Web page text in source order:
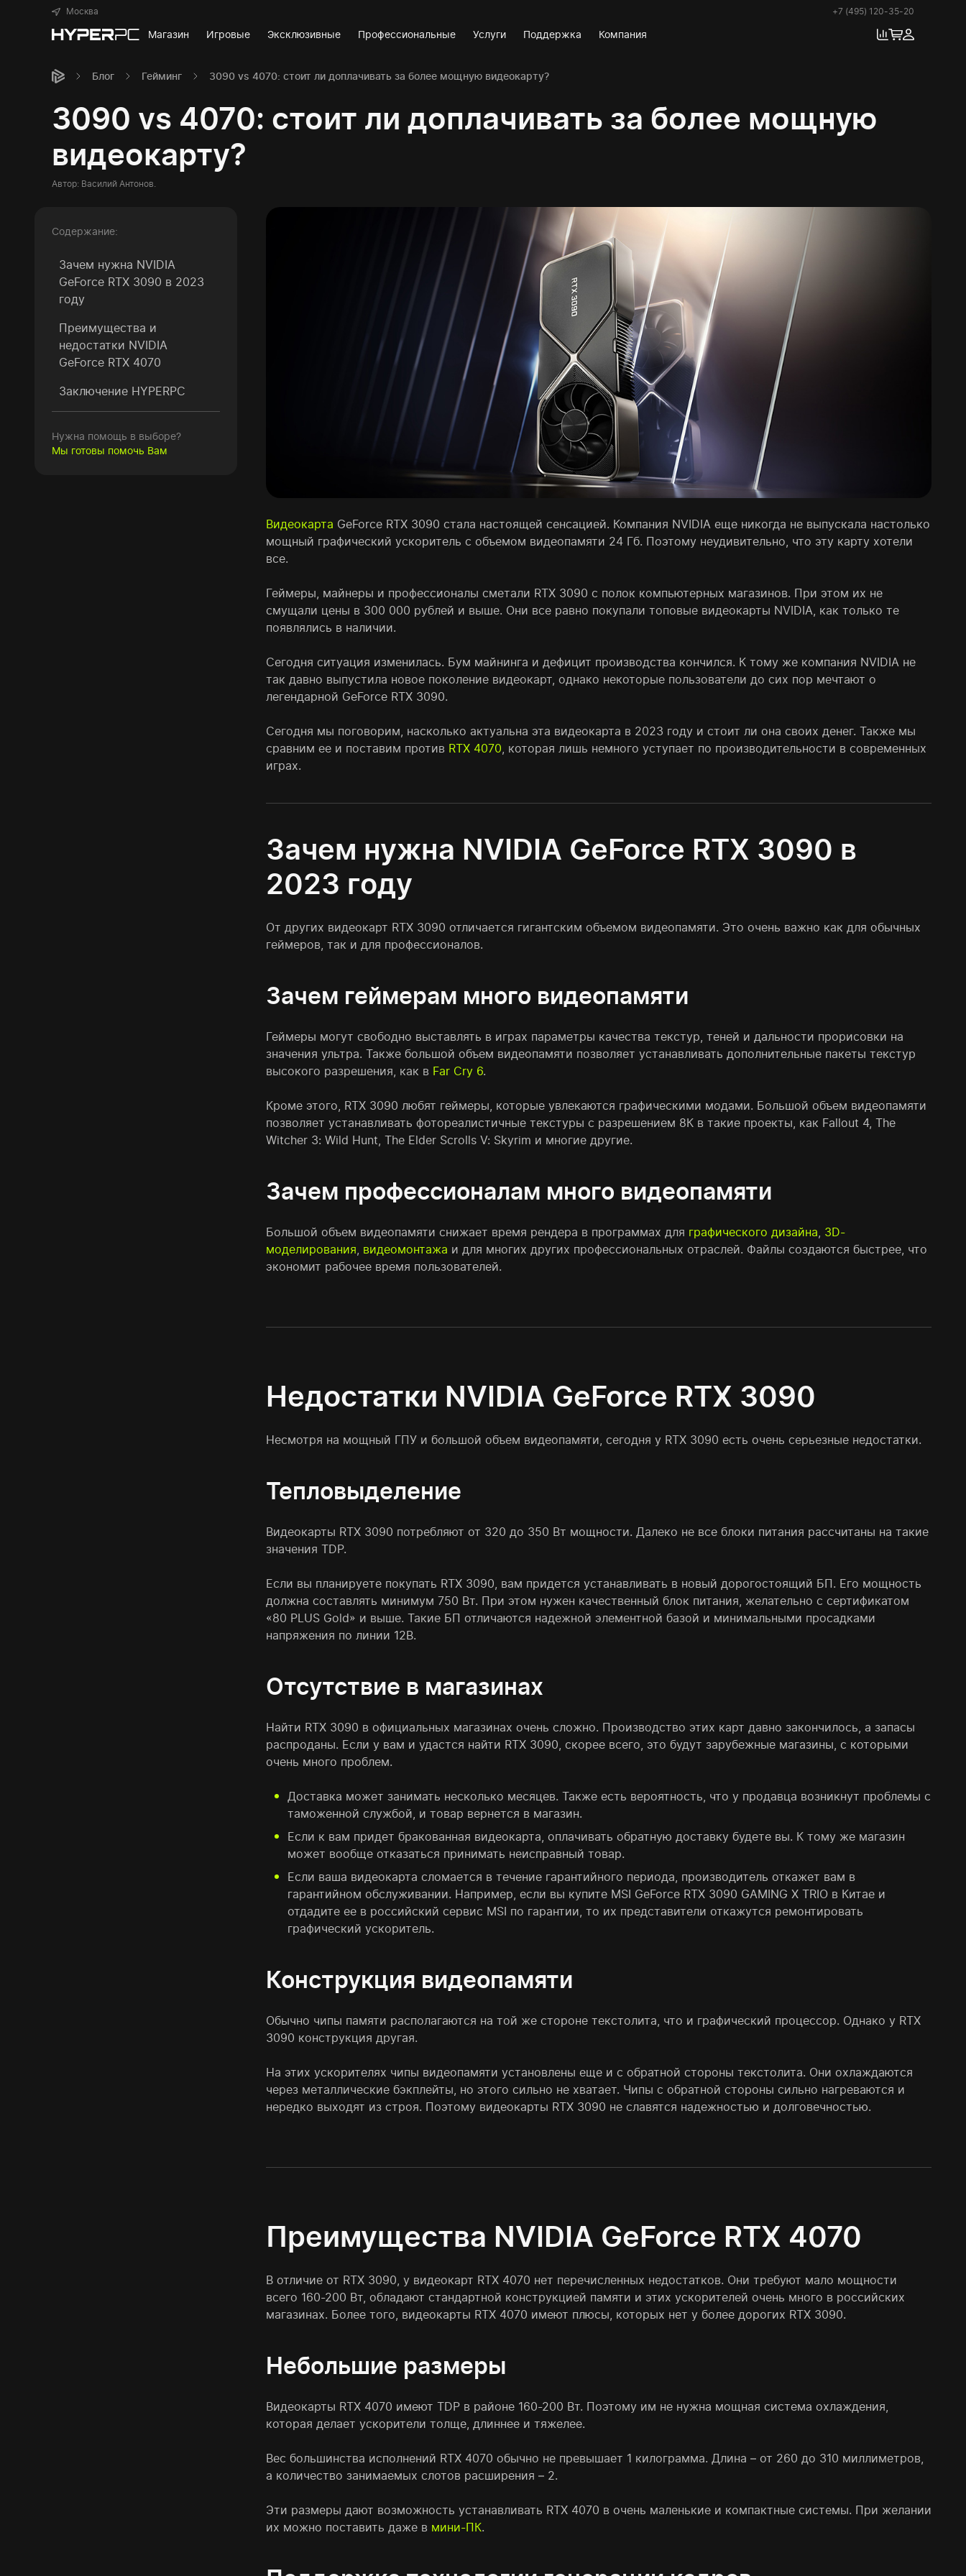
Москва +7 (495) 120-35-20
Магазин Игровые Эксклюзивные Профессиональные Услуги Поддержка Компания
Блог Гейминг 3090 vs 4070: стоит ли доплачивать за более мощную видеокарту?
3090 vs 4070: стоит ли доплачивать за более мощную
видеокарту?
Автор: Василий Антонов.
Содержание:
Зачем нужна NVIDIA
GeForce RTX 3090 в 2023
году
Преимущества и
недостатки NVIDIA
GeForce RTX 4070
Заключение HYPERPC
Нужна помощь в выборе?
Мы готовы помочь Вам
Видеокарта GeForce RTX 3090 стала настоящей сенсацией. Компания NVIDIA еще никогда не выпускала настолько
мощный графический ускоритель с объемом видеопамяти 24 Гб. Поэтому неудивительно, что эту карту хотели
все.
Геймеры, майнеры и профессионалы сметали RTX 3090 с полок компьютерных магазинов. При этом их не
смущали цены в 300 000 рублей и выше. Они все равно покупали топовые видеокарты NVIDIA, как только те
появлялись в наличии.
Сегодня ситуация изменилась. Бум майнинга и дефицит производства кончился. К тому же компания NVIDIA не
так давно выпустила новое поколение видеокарт, однако некоторые пользователи до сих пор мечтают о
легендарной GeForce RTX 3090.
Сегодня мы поговорим, насколько актуальна эта видеокарта в 2023 году и стоит ли она своих денег. Также мы
сравним ее и поставим против RTX 4070, которая лишь немного уступает по производительности в современных
играх.
Зачем нужна NVIDIA GeForce RTX 3090 в
2023 году
От других видеокарт RTX 3090 отличается гигантским объемом видеопамяти. Это очень важно как для обычных
геймеров, так и для профессионалов.
Зачем геймерам много видеопамяти
Геймеры могут свободно выставлять в играх параметры качества текстур, теней и дальности прорисовки на
значения ультра. Также большой объем видеопамяти позволяет устанавливать дополнительные пакеты текстур
высокого разрешения, как в Far Cry 6.
Кроме этого, RTX 3090 любят геймеры, которые увлекаются графическими модами. Большой объем видеопамяти
позволяет устанавливать фотореалистичные текстуры с разрешением 8К в такие проекты, как Fallout 4, The
Witcher 3: Wild Hunt, The Elder Scrolls V: Skyrim и многие другие.
Зачем профессионалам много видеопамяти
Большой объем видеопамяти снижает время рендера в программах для графического дизайна, 3D-
моделирования, видеомонтажа и для многих других профессиональных отраслей. Файлы создаются быстрее, что
экономит рабочее время пользователей.
Недостатки NVIDIA GeForce RTX 3090
Несмотря на мощный ГПУ и большой объем видеопамяти, сегодня у RTX 3090 есть очень серьезные недостатки.
Тепловыделение
Видеокарты RTX 3090 потребляют от 320 до 350 Вт мощности. Далеко не все блоки питания рассчитаны на такие
значения TDP.
Если вы планируете покупать RTX 3090, вам придется устанавливать в новый дорогостоящий БП. Его мощность
должна составлять минимум 750 Вт. При этом нужен качественный блок питания, желательно с сертификатом
«80 PLUS Gold» и выше. Такие БП отличаются надежной элементной базой и минимальными просадками
напряжения по линии 12В.
Отсутствие в магазинах
Найти RTX 3090 в официальных магазинах очень сложно. Производство этих карт давно закончилось, а запасы
распроданы. Если у вам и удастся найти RTX 3090, скорее всего, это будут зарубежные магазины, с которыми
очень много проблем.
Доставка может занимать несколько месяцев. Также есть вероятность, что у продавца возникнут проблемы с
таможенной службой, и товар вернется в магазин.
Если к вам придет бракованная видеокарта, оплачивать обратную доставку будете вы. К тому же магазин
может вообще отказаться принимать неисправный товар.
Если ваша видеокарта сломается в течение гарантийного периода, производитель откажет вам в
гарантийном обслуживании. Например, если вы купите MSI GeForce RTX 3090 GAMING X TRIO в Китае и
отдадите ее в российский сервис MSI по гарантии, то их представители откажутся ремонтировать
графический ускоритель.
Конструкция видеопамяти
Обычно чипы памяти располагаются на той же стороне текстолита, что и графический процессор. Однако у RTX
3090 конструкция другая.
На этих ускорителях чипы видеопамяти установлены еще и с обратной стороны текстолита. Они охлаждаются
через металлические бэкплейты, но этого сильно не хватает. Чипы с обратной стороны сильно нагреваются и
нередко выходят из строя. Поэтому видеокарты RTX 3090 не славятся надежностью и долговечностью.
Преимущества NVIDIA GeForce RTX 4070
В отличие от RTX 3090, у видеокарт RTX 4070 нет перечисленных недостатков. Они требуют мало мощности
всего 160-200 Вт, обладают стандартной конструкцией памяти и этих ускорителей очень много в российских
магазинах. Более того, видеокарты RTX 4070 имеют плюсы, которых нет у более дорогих RTX 3090.
Небольшие размеры
Видеокарты RTX 4070 имеют TDP в районе 160-200 Вт. Поэтому им не нужна мощная система охлаждения,
которая делает ускорители толще, длиннее и тяжелее.
Вес большинства исполнений RTX 4070 обычно не превышает 1 килограмма. Длина – от 260 до 310 миллиметров,
а количество занимаемых слотов расширения – 2.
Эти размеры дают возможность устанавливать RTX 4070 в очень маленькие и компактные системы. При желании
их можно поставить даже в мини-ПК.